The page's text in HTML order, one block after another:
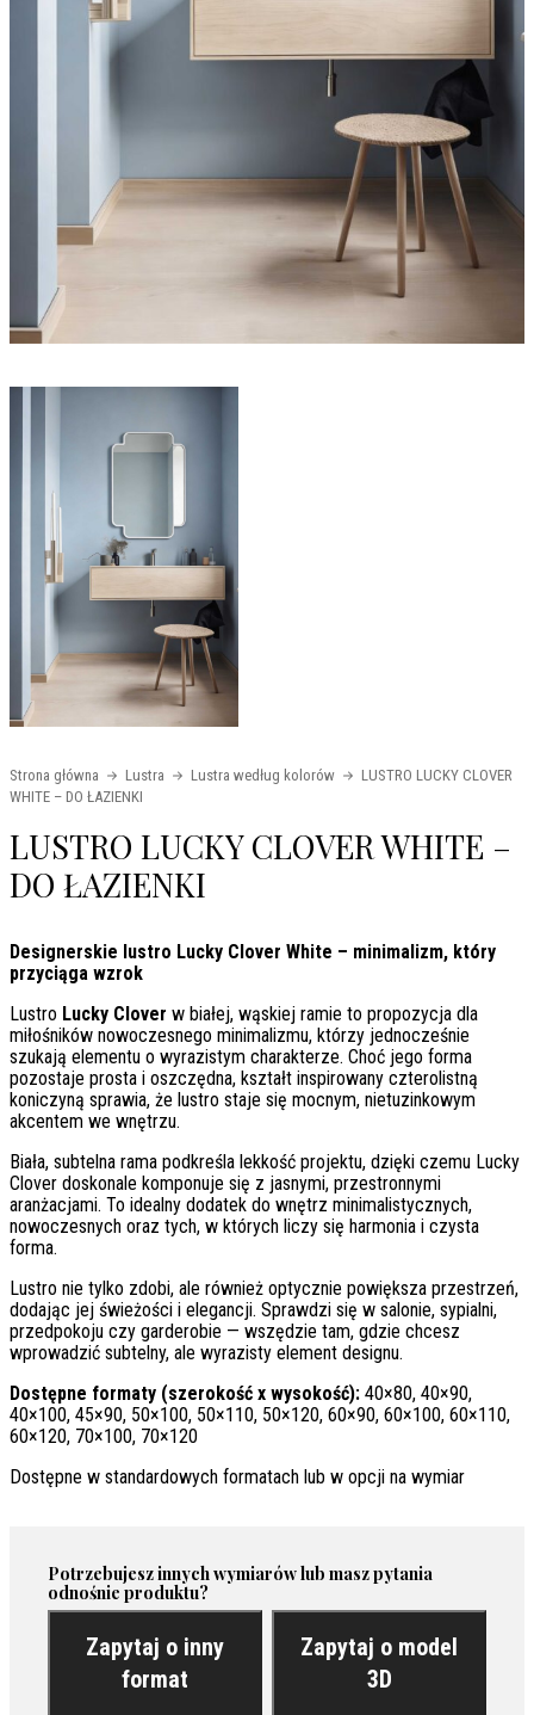
Strona główna Lustra Lustra według kolorów
LUSTRO LUCKY CLOVER
WHITE – DO ŁAZIENKI
LUSTRO LUCKY CLOVER WHITE –
DO ŁAZIENKI
Designerskie lustro Lucky Clover White – minimalizm, który
przyciąga wzrok
Lustro Lucky Clover w białej, wąskiej ramie to propozycja dla
miłośników nowoczesnego minimalizmu, którzy jednocześnie
szukają elementu o wyrazistym charakterze. Choć jego forma
pozostaje prosta i oszczędna, kształt inspirowany czterolistną
koniczyną sprawia, że lustro staje się mocnym, nietuzinkowym
akcentem we wnętrzu.
Biała, subtelna rama podkreśla lekkość projektu, dzięki czemu Lucky
Clover doskonale komponuje się z jasnymi, przestronnymi
aranżacjami. To idealny dodatek do wnętrz minimalistycznych,
nowoczesnych oraz tych, w których liczy się harmonia i czysta
forma.
Lustro nie tylko zdobi, ale również optycznie powiększa przestrzeń,
dodając jej świeżości i elegancji. Sprawdzi się w salonie, sypialni,
przedpokoju czy garderobie — wszędzie tam, gdzie chcesz
wprowadzić subtelny, ale wyrazisty element designu.
Dostępne formaty (szerokość x wysokość): 40×80, 40×90,
40×100, 45×90, 50×100, 50×110, 50×120, 60×90, 60×100, 60×110,
60×120, 70×100, 70×120
Dostępne w standardowych formatach lub w opcji na wymiar
Potrzebujesz innych wymiarów lub masz pytania
odnośnie produktu?
Zapytaj o inny
format
Zapytaj o model
3D